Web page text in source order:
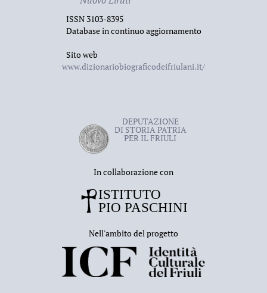
ISSN 3103-8395
Database in continuo aggiornamento
Sito web
www.dizionariobiograficodeifriulani.it/
DEPUTAZIONE
DI STORIA PATRIA
PER IL FRIULI
In collaborazione con
Nell'ambito del progetto